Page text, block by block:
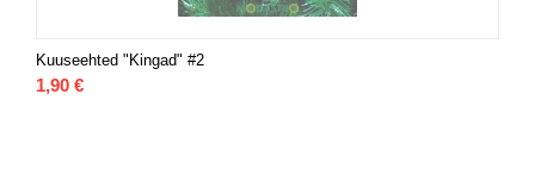
Kuuseehted "Kingad" #2
1,90 €